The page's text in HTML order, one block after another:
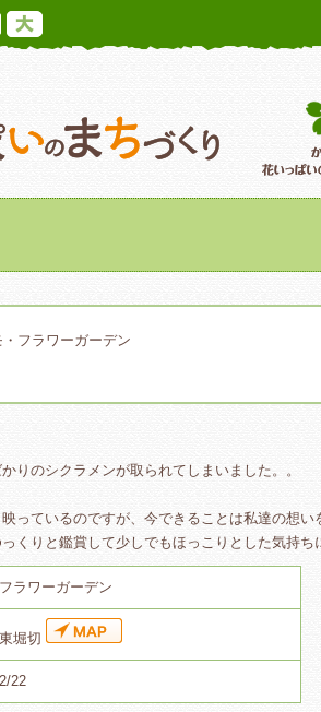
かつしか花い
・フラワーガーデン
りのシクラメンが取られてしまいました。。
っているのですが、今できることは私達の想い
くりと鑑賞して少しでもほっこりとした気持
ラワーガーデン
堀切
22